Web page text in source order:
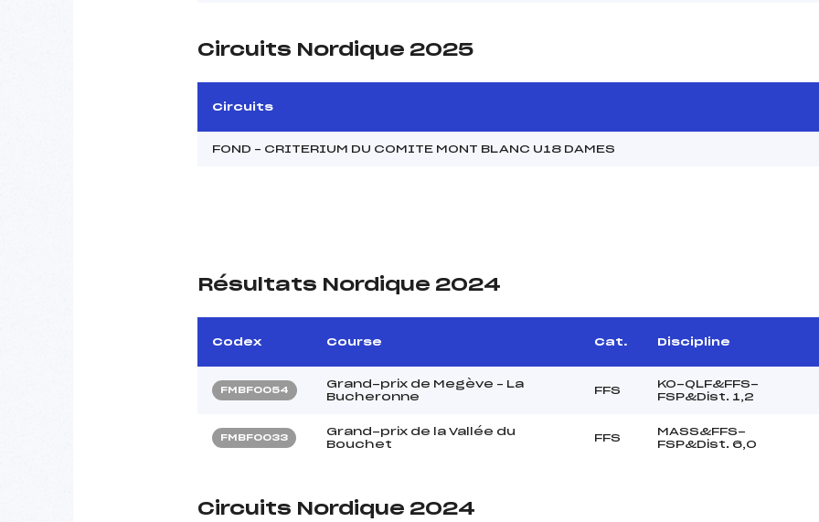
Circuits Nordique 2025
Circuits
FOND – CRITERIUM DU COMITE MONT BLANC U18 DAMES
Résultats Nordique 2024
Codex Course Cat. Discipline
FMBF0054
Grand-prix de Megève – La
Bucheronne
FFS
KO-QLF&FFS-
FSP&Dist. 1,2
FMBF0033
Grand-prix de la Vallée du
Bouchet
FFS
MASS&FFS-
FSP&Dist. 6,0
Circuits Nordique 2024